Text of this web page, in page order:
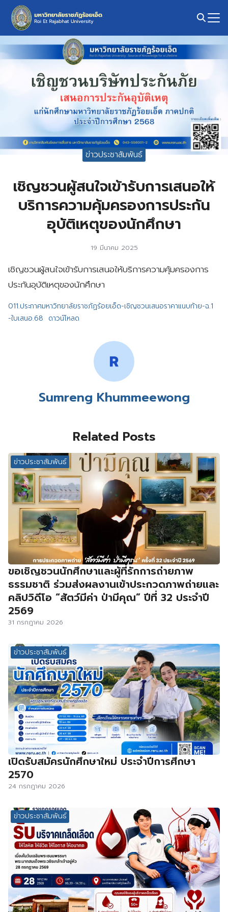
Skip
content
ข่าวประชาสัมพันธ์
เชิญชวนผู้สนใจเข้ารับการเสนอให้
บริการความคุ้มครองการประกัน
อุบัติเหตุของนักศึกษา
19 มีนาคม 2025
เชิญชวนผู้สนใจเข้ารับการเสนอให้บริการความคุ้มครองการ
ประกันอุบัติเหตุของนักศึกษา
011.ประกาศมหาวิทยาลัยราชภัฏร้อยเอ็ด-เชิญชวนเสนอราคาแนบท้าย-ฉ.1
-ใบเสนอ.68 ดาวน์โหลด
Sumreng Khummeewong
Related Posts
ข่าวประชาสัมพันธ์
ขอเชิญชวนนักศึกษาและผู้ที่รักการถ่ายภาพ
ธรรมชาติ ร่วมส่งผลงานเข้าประกวดภาพถ่ายและ
คลิปวิดีโอ “สัตว์มีค่า ป่ามีคุณ” ปีที่ 32 ประจำปี
2569
31 กรกฎาคม 2026
ข่าวประชาสัมพันธ์
เปิดรับสมัครนักศึกษาใหม่ ประจำปีการศึกษา
2570
24 กรกฎาคม 2026
ข่าวประชาสัมพันธ์